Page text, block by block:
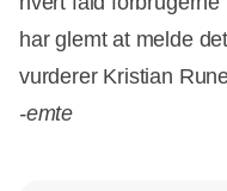
har glemt at melde
vurderer Kristian
-emte